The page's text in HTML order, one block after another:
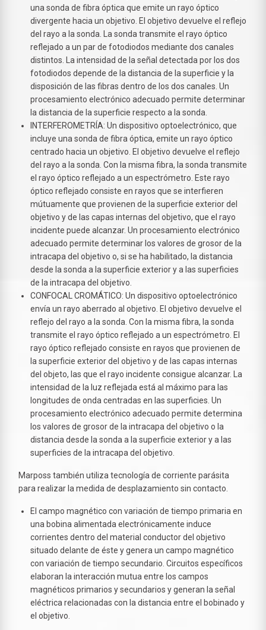
una sonda de fibra óptica que emite un rayo óptico
divergente hacia un objetivo. El objetivo devuelve el reflejo
del rayo a la sonda. La sonda transmite el rayo óptico
reflejado a un par de fotodiodos mediante dos canales
distintos. La intensidad de la señal detectada por los dos
fotodiodos depende de la distancia de la superficie y la
disposición de las fibras dentro de los dos canales. Un
procesamiento electrónico adecuado permite determinar
la distancia de la superficie respecto a la sonda.
INTERFEROMETRÍA: Un dispositivo optoelectrónico, que
incluye una sonda de fibra óptica, emite un rayo óptico
centrado hacia un objetivo. El objetivo devuelve el reflejo
del rayo a la sonda. Con la misma fibra, la sonda transmite
el rayo óptico reflejado a un espectrómetro. Este rayo
óptico reflejado consiste en rayos que se interfieren
mútuamente que provienen de la superficie exterior del
objetivo y de las capas internas del objetivo, que el rayo
incidente puede alcanzar. Un procesamiento electrónico
adecuado permite determinar los valores de grosor de la
intracapa del objetivo o, si se ha habilitado, la distancia
desde la sonda a la superficie exterior y a las superficies
de la intracapa del objetivo.
CONFOCAL CROMÁTICO: Un dispositivo optoelectrónico
envía un rayo aberrado al objetivo. El objetivo devuelve el
reflejo del rayo a la sonda. Con la misma fibra, la sonda
transmite el rayo óptico reflejado a un espectrómetro. El
rayo óptico reflejado consiste en rayos que provienen de
la superficie exterior del objetivo y de las capas internas
del objeto, las que el rayo incidente consigue alcanzar. La
intensidad de la luz reflejada está al máximo para las
longitudes de onda centradas en las superficies. Un
procesamiento electrónico adecuado permite determina
los valores de grosor de la intracapa del objetivo o la
distancia desde la sonda a la superficie exterior y a las
superficies de la intracapa del objetivo.
Marposs también utiliza tecnología de corriente parásita
para realizar la medida de desplazamiento sin contacto.
El campo magnético con variación de tiempo primaria en
una bobina alimentada electrónicamente induce
corrientes dentro del material conductor del objetivo
situado delante de éste y genera un campo magnético
con variación de tiempo secundario. Circuitos específicos
elaboran la interacción mutua entre los campos
magnéticos primarios y secundarios y generan la señal
eléctrica relacionadas con la distancia entre el bobinado y
el objetivo.